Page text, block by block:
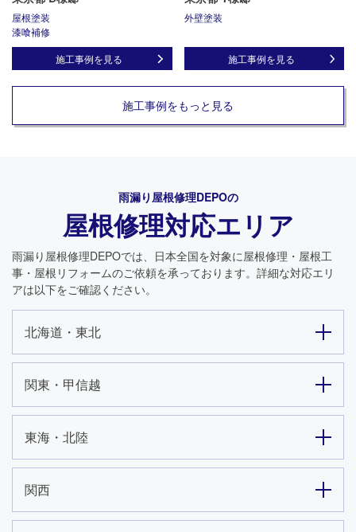
屋根塗装
漆喰補修
施工事例を見る
外壁塗装
施工事例を見る
施工事例をもっと見る
雨漏り屋根修理DEPOの
屋根修理対応エリア
雨漏り屋根修理DEPOでは、日本全国を対象に屋根修理・屋根工
事・屋根リフォームのご依頼を承っております。詳細な対応エリ
アは以下をご確認ください。
北海道・東北
関東・甲信越
東海・北陸
関西